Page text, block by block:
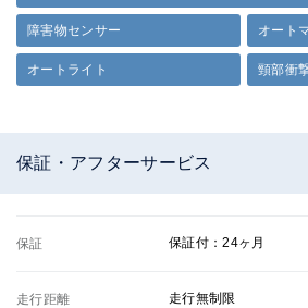
障害物センサー オート
オートライト 頸部衝
保証・アフターサービス
保証 保証付：24ヶ月
走行距離 走行無制限